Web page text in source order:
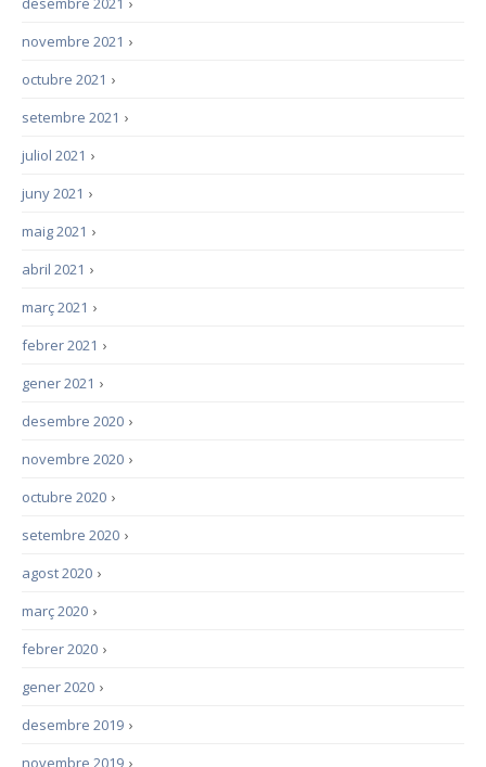
›
novembre 2021
›
octubre 2021
›
setembre 2021
›
juliol 2021
›
juny 2021
›
maig 2021
›
abril 2021
›
març 2021
›
febrer 2021
›
gener 2021
›
desembre 2020
›
novembre 2020
›
octubre 2020
›
setembre 2020
›
agost 2020
›
març 2020
›
febrer 2020
›
gener 2020
›
desembre 2019
›
novembre 2019